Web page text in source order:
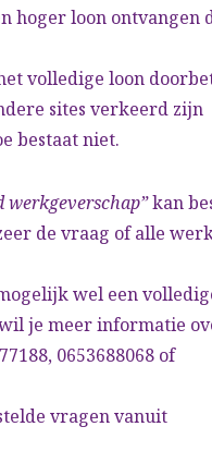
hoger loon ontvangen
volledige loon
sites verkeerd zijn
bestaat niet.
werkgeverschap”kan
de vraag of alle
wel een
je meer informatie
0653688068 of
vragen vanuit